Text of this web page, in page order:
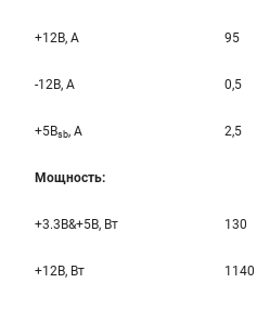
+12B, A 95
-12B, A 0,5
+5Bsb, A 2,5
Мощность:
+3.3B&+5B, Вт 130
+12B, Вт 1140